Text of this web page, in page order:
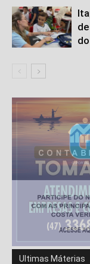
Ultimas Máterias